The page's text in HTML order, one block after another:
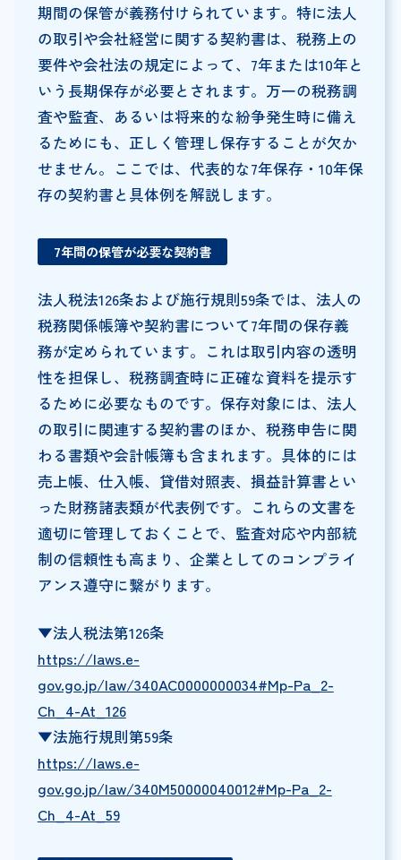
期間の保管が義務付けられています。特に法人
の取引や会社経営に関する契約書は、税務上の
要件や会社法の規定によって、7年または10年と
いう長期保存が必要とされます。万一の税務調
査や監査、あるいは将来的な紛争発生時に備え
るためにも、正しく管理し保存することが欠か
せません。ここでは、代表的な7年保存・10年保
存の契約書と具体例を解説します。
7年間の保管が必要な契約書
法人税法126条および施行規則59条では、法人の
税務関係帳簿や契約書について7年間の保存義
務が定められています。これは取引内容の透明
性を担保し、税務調査時に正確な資料を提示す
るために必要なものです。保存対象には、法人
の取引に関連する契約書のほか、税務申告に関
わる書類や会計帳簿も含まれます。具体的には
売上帳、仕入帳、貸借対照表、損益計算書とい
った財務諸表類が代表例です。これらの文書を
適切に管理しておくことで、監査対応や内部統
制の信頼性も高まり、企業としてのコンプライ
アンス遵守に繋がります。
▼法人税法第126条
https://laws.e-
gov.go.jp/law/340AC0000000034#Mp-Pa_2-
Ch_4-At_126
▼法施行規則第59条
https://laws.e-
gov.go.jp/law/340M50000040012#Mp-Pa_2-
Ch_4-At_59